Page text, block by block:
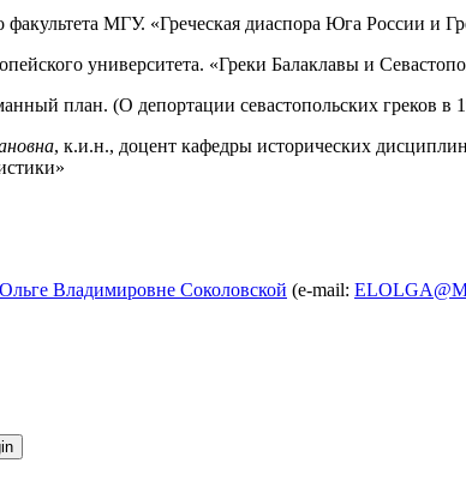
факультета МГУ. «Греческая диаспора Юга России и
университета. «Греки Балаклавы и
план. (О депортации севастопольских греков в
, к.и.н., доцент кафедры исторических
Ольге Владимировне Соколовской (e-mail: